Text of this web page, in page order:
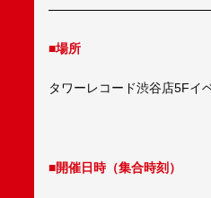
■場所
タワーレコード渋谷店5Fイ
■開催日時（集合時刻）